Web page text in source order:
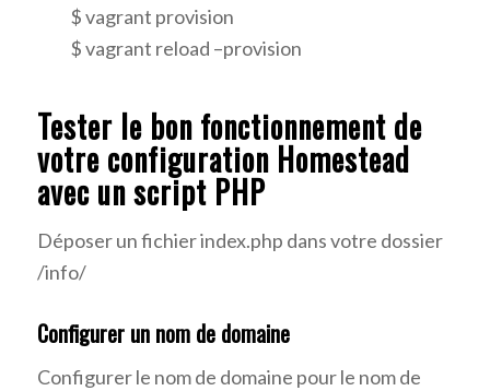
$ vagrant provision
$ vagrant reload –provision
Tester le bon fonctionnement de
votre configuration Homestead
avec un script PHP
Déposer un fichier index.php dans votre dossier
/info/
Configurer un nom de domaine
Configurer le nom de domaine pour le nom de